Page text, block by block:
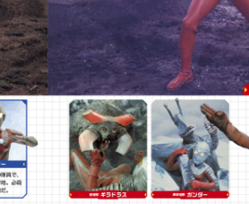
ウルトラマンシ
リーズ60周年記
念！ ウルトラ
セブン＝モロボ
シ・ダンを演じ
た森次晃嗣氏特
別インタビュー
仮面ライダー誕
生55周年記
念！ 仮面ライ
ダー１号＝本郷
猛を演じた藤岡
弘、氏特別イン
タビュー